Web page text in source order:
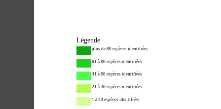
Légende
plus de 80 espèces identifiées
61 à 80 espèces identifiées
41 à 60 espèces identifiées
21 à 40 espèces identifiées
1 à 20 espèces identifiées